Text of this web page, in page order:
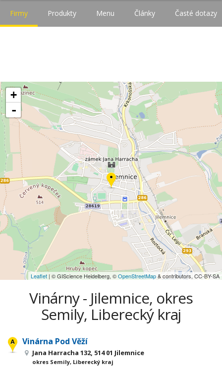
Firmy Produkty Menu Články Časté dotazy
+
-
Leaflet | © GIScience Heidelberg, ©OpenStreetMap& contributors, CC-BY-SA
Vinárny - Jilemnice, okres
Semily, Liberecký kraj
Vinárna Pod Věží
Jana Harracha 132, 514 01 Jilemnice
okres Semily, Liberecký kraj